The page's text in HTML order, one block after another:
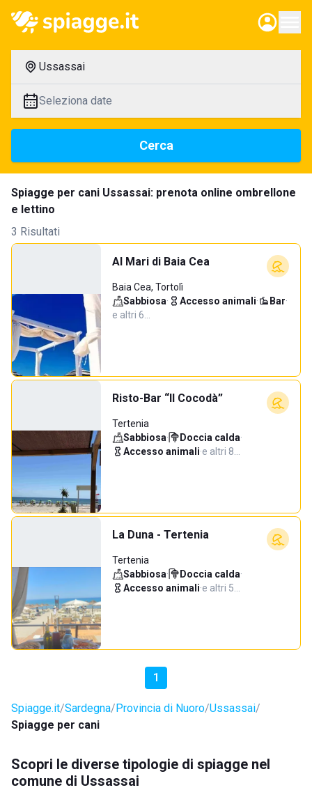
Ussassai
Seleziona date
Cerca
Spiagge per cani Ussassai: prenota online ombrellone
e lettino
3 Risultati
Al Mari di Baia Cea
Baia Cea, Tortolì
Sabbiosa· Accesso animali· Bar·
e altri 6…
Risto-Bar “Il Cocodà”
Tertenia
Sabbiosa· Doccia calda·
Accesso animali·e altri 8…
La Duna - Tertenia
Tertenia
Sabbiosa· Doccia calda·
Accesso animali·e altri 5…
1
Spiagge.it Sardegna Provincia di Nuoro Ussassai
Spiagge per cani
Scopri le diverse tipologie di spiagge nel
comune di Ussassai